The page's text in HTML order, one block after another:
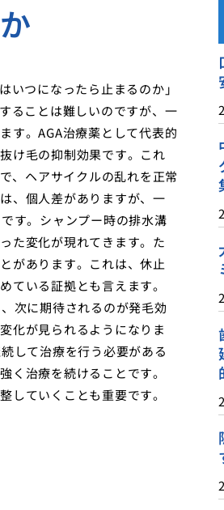
つになったら止まるのか」
ることは難しいのですが、一
す。AGA治療薬として代表的
け毛の抑制効果です。これ
、ヘアサイクルの乱れを正常
、個人差がありますが、一
す。シャンプー時の排水溝
た変化が現れてきます。た
があります。これは、休止
ている証拠とも言えます。
次に期待されるのが発毛効
化が見られるようになりま
して治療を行う必要がある
く治療を続けることです。
していくことも重要です。